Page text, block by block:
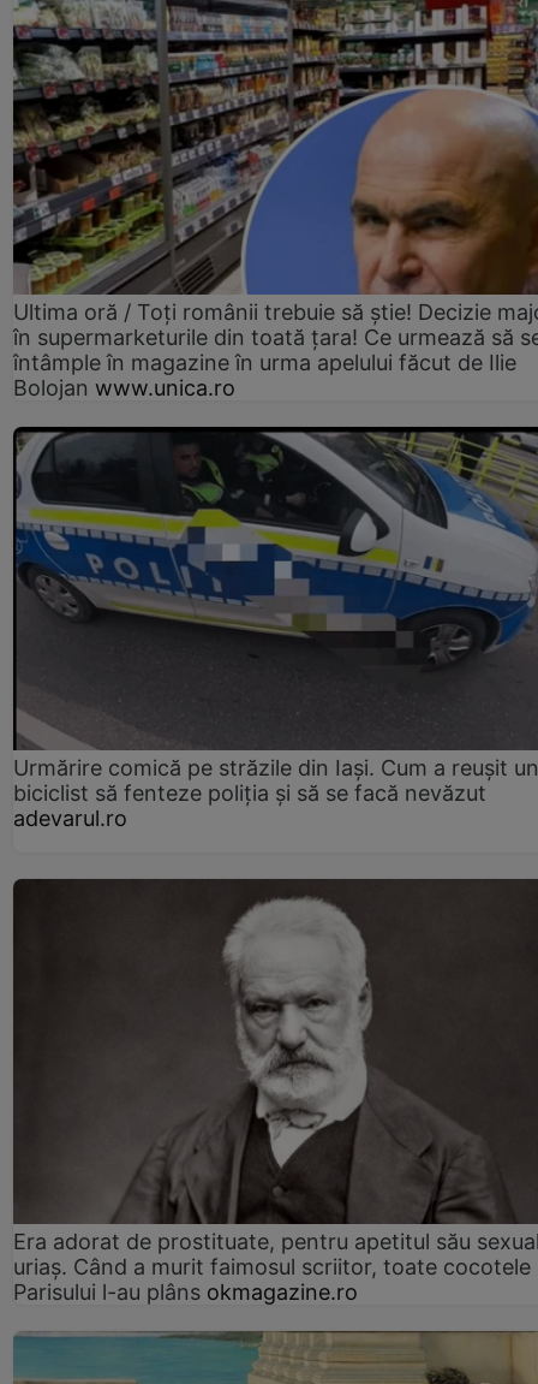
Ultima oră / Toți românii trebuie să știe! Decizie
în supermarketurile din toată țara! Ce urmează să
întâmple în magazine în urma apelului făcut de Ilie
Bolojan www.unica.ro
Urmărire comică pe străzile din Iași. Cum a reușit un
biciclist să fenteze poliția și să se facă nevăzut
adevarul.ro
Era adorat de prostituate, pentru apetitul său
uriaș. Când a murit faimosul scriitor, toate cocotele
Parisului l-au plâns okmagazine.ro